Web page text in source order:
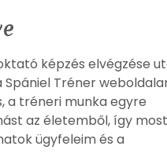
képzés elvégzése
Tréner
a tréneri munka egyre
az életemből, így most
ügyfeleim és a